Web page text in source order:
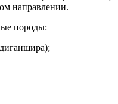
направлении.
породы: